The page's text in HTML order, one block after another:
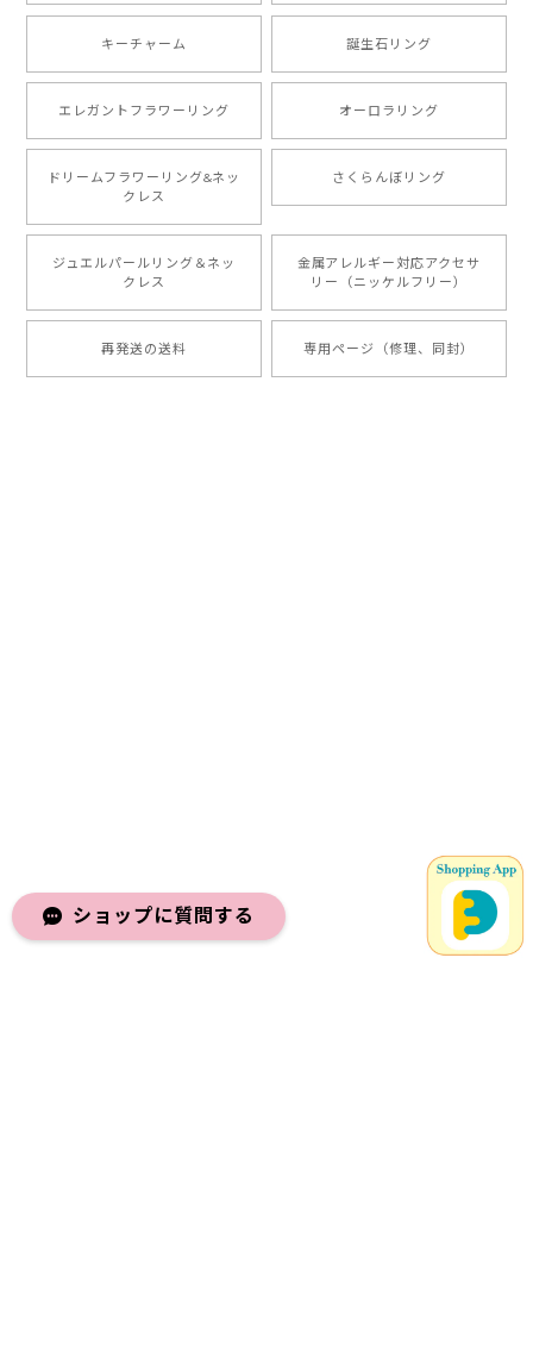
キーチャーム 誕生石リング
エレガントフラワーリング オーロラリング
ドリームフラワーリング&ネッ
クレス
さくらんぼリング
ジュエルパールリング＆ネッ
クレス
金属アレルギー対応アクセサ
リー（ニッケルフリー）
再発送の送料 専用ページ（修理、同封）
ショップに質問する